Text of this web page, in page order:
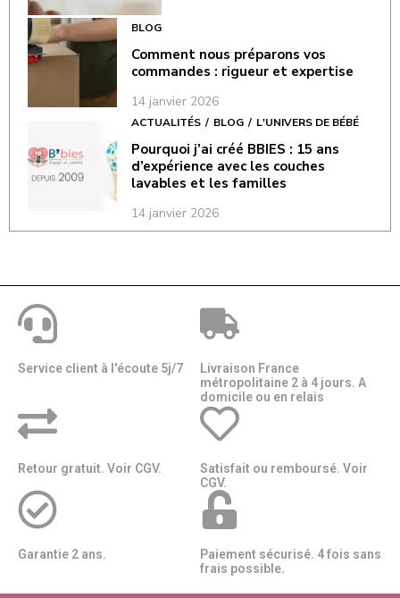
BLOG
Comment nous préparons vos
commandes : rigueur et expertise
14 janvier 2026
ACTUALITÉS BLOG L'UNIVERS DE BÉBÉ
Pourquoi j’ai créé BBIES : 15 ans
d’expérience avec les couches
lavables et les familles
14 janvier 2026
Service client à l'écoute 5j/7
Livraison France
métropolitaine 2 à 4 jours. A
domicile ou en relais​​
Retour gratuit. Voir CGV.
Satisfait ou remboursé. Voir
CGV.
Garantie 2 ans.
Paiement sécurisé. 4 fois sans
frais possible.